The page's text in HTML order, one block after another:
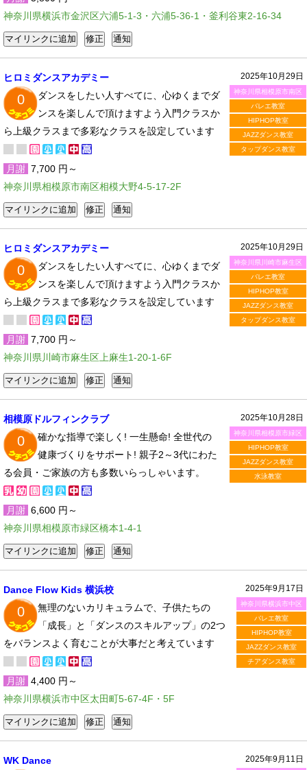
神奈川県横浜市金沢区六浦5-1-3・六浦5-36-1・釜利谷東2-16-34
2025年10月29日
神奈川県相模原市南区
バレエ教室
HIPHOP教室
JAZZダンス教室
タップダンス教室
ヒロミダンスアカデミー
0
ダンスをしたい人すべてに、心ゆくまでダ
ンスを楽しんで頂けますよう入門クラスか
ら上級クラスまで多彩なクラスを設定しています
月謝 7,700 円～
神奈川県相模原市南区相模大野4-5-17-2F
2025年10月29日
神奈川県川崎市麻生区
バレエ教室
HIPHOP教室
JAZZダンス教室
タップダンス教室
ヒロミダンスアカデミー
0
ダンスをしたい人すべてに、心ゆくまでダ
ンスを楽しんで頂けますよう入門クラスか
ら上級クラスまで多彩なクラスを設定しています
月謝 7,700 円～
神奈川県川崎市麻生区上麻生1-20-1-6F
2025年10月28日
神奈川県相模原市緑区
HIPHOP教室
JAZZダンス教室
水泳教室
相模原ドルフィンクラブ
0
確かな指導で楽しく! 一生懸命! 全世代の
健康づくりをサポート! 親子2～3代にわた
る会員・ご家族の方も多数いらっしゃいます。
月謝 6,600 円～
神奈川県相模原市緑区橋本1-4-1
2025年9月17日
神奈川県横浜市中区
バレエ教室
HIPHOP教室
JAZZダンス教室
チアダンス教室
Dance Flow Kids 横浜校
0
無理のないカリキュラムで、子供たちの
「成長」と「ダンスのスキルアップ」の2つ
をバランスよく育むことが大事だと考えています
月謝 4,400 円～
神奈川県横浜市中区太田町5-67-4F・5F
2025年9月11日
WK Dance